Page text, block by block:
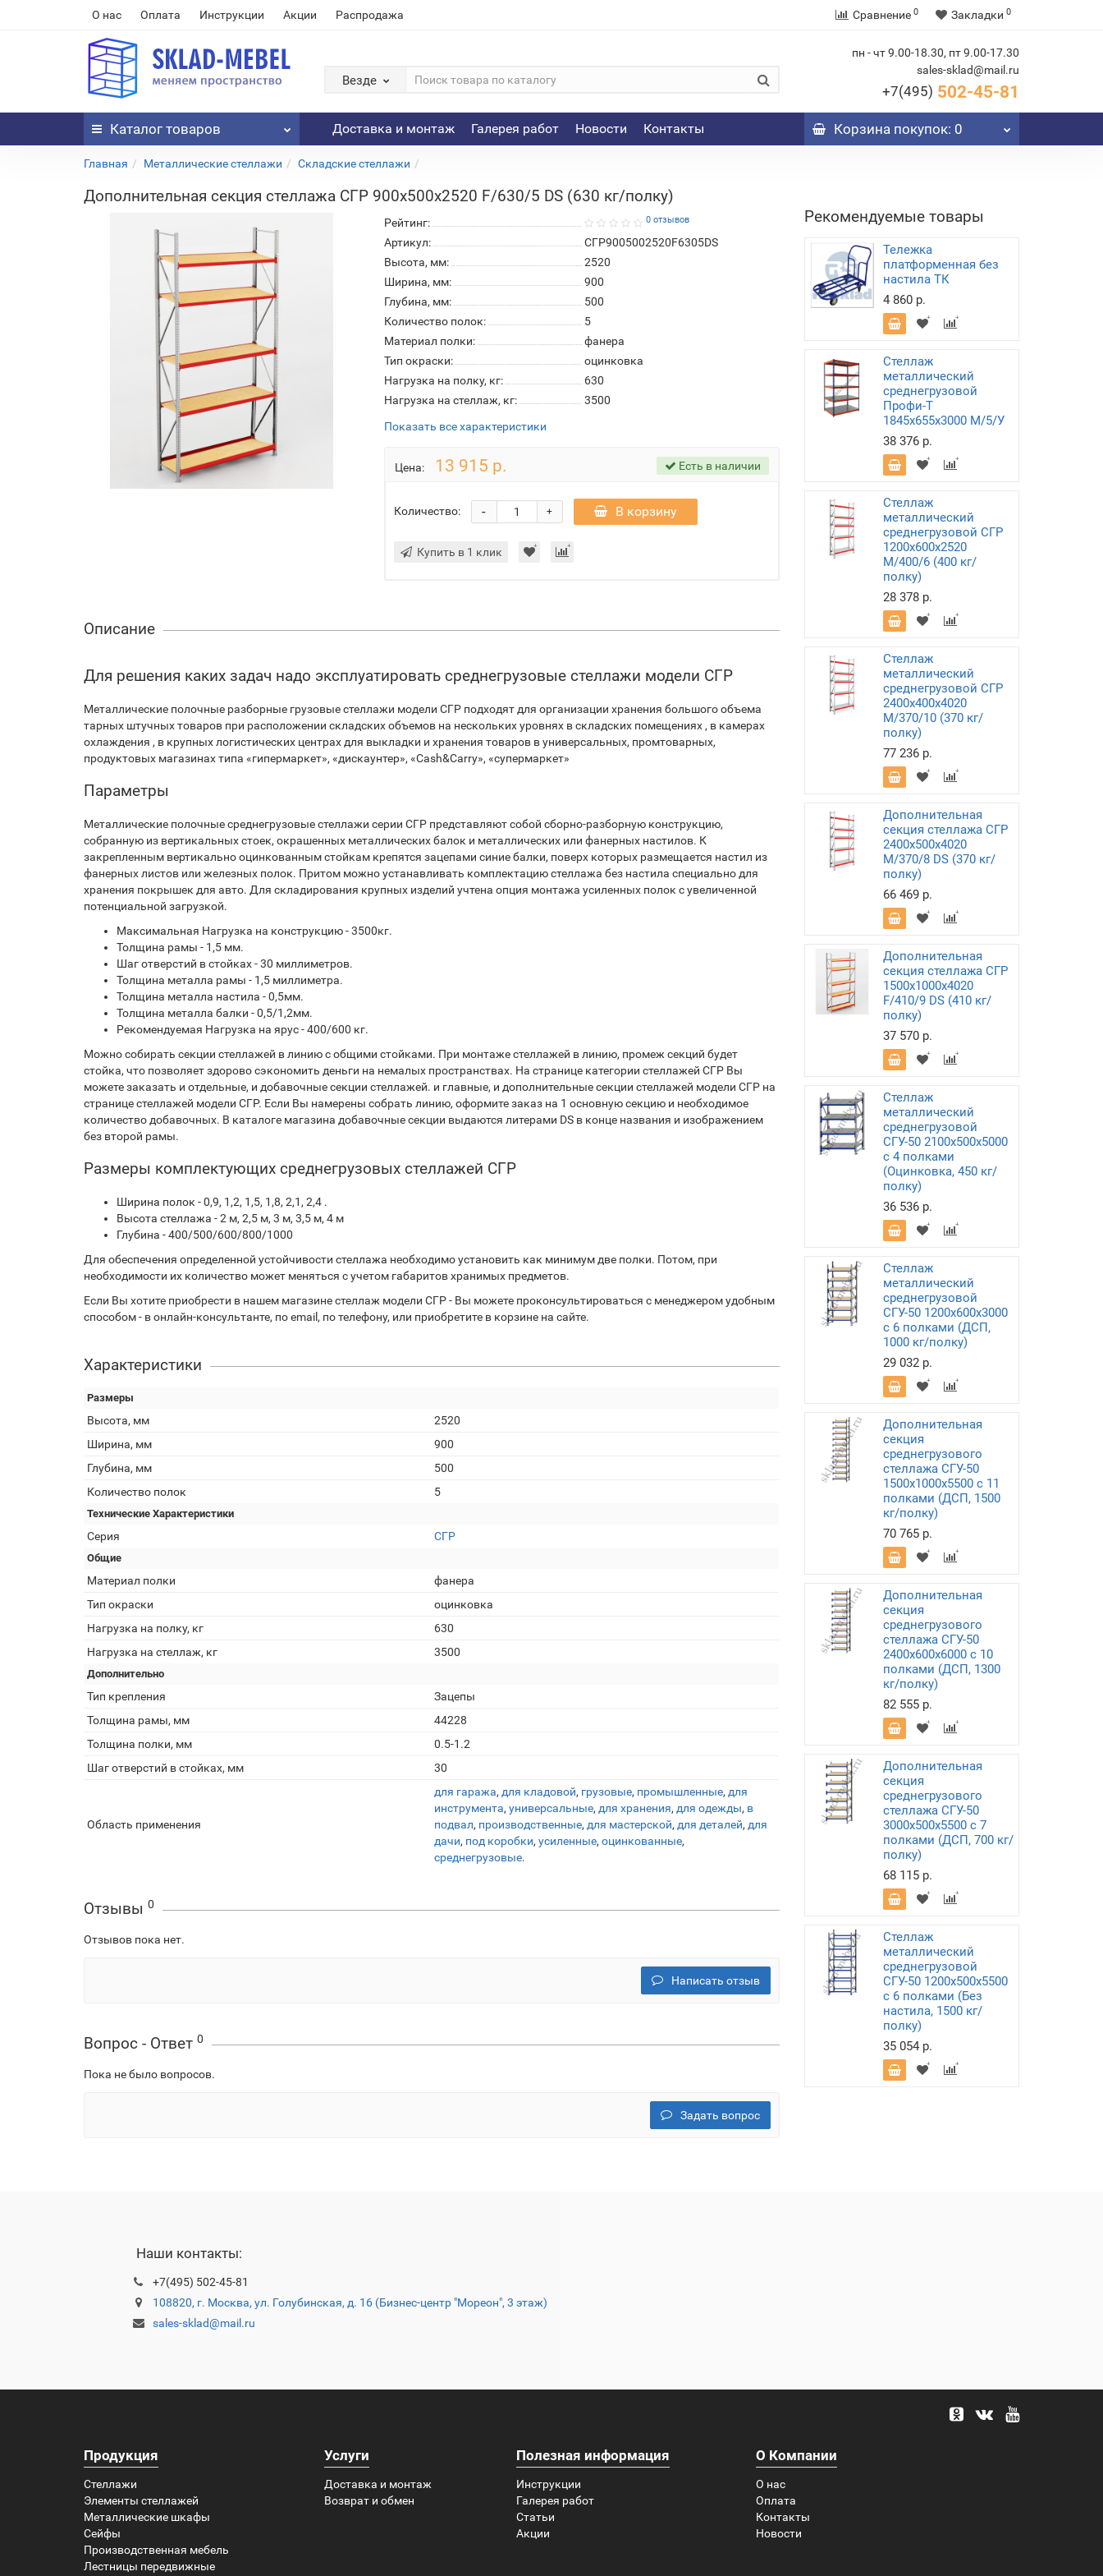
О нас Оплата Инструкции Акции Распродажа Сравнение 0 Закладки 0
Везде
пн - чт 9.00-18.30, пт 9.00-17.30
sales-sklad@mail.ru
+7(495) 502-45-81
Каталог товаров Доставка и монтаж Галерея работ Новости Контакты Корзинапокупок: 0
Главная Металлические стеллажи Складские стеллажи
Дополнительная секция стеллажа СГР 900х500х2520 F/630/5 DS (630 кг/полку)
Рейтинг: 0 отзывов
Артикул:
СГР9005002520F6305DS
Высота, мм:
2520
Ширина, мм:
900
Глубина, мм:
500
Количество полок:
5
Материал полки:
фанера
Тип окраски:
оцинковка
Нагрузка на полку, кг:
630
Нагрузка на стеллаж, кг:
3500
Показать все характеристики
Цена: 13 915 р. Есть в наличии
Количество: +
- В корзину
Купить в 1 клик
Описание
Для решения каких задач надо эксплуатировать среднегрузовые стеллажи модели СГР
Металлические полочные разборные грузовые стеллажи модели СГР подходят для организации хранения большого объема
тарных штучных товаров при расположении складских объемов на нескольких уровнях в складских помещениях , в камерах
охлаждения , в крупных логистических центрах для выкладки и хранения товаров в универсальных, промтоварных,
продуктовых магазинах типа «гипермаркет», «дискаунтер», «Cash&Carry», «супермаркет»
Параметры
Металлические полочные среднегрузовые стеллажи серии СГР представляют собой сборно-разборную конструкцию,
собранную из вертикальных стоек, окрашенных металлических балок и металлических или фанерных настилов. К
закрепленным вертикально оцинкованным стойкам крепятся зацепами синие балки, поверх которых размещается настил из
фанерных листов или железных полок. Притом можно устанавливать комплектацию стеллажа без настила специально для
хранения покрышек для авто. Для складирования крупных изделий учтена опция монтажа усиленных полок с увеличенной
потенциальной загрузкой.
Максимальная Нагрузка на конструкцию - 3500кг.
Толщина рамы - 1,5 мм.
Шаг отверстий в стойках - 30 миллиметров.
Толщина металла рамы - 1,5 миллиметра.
Толщина металла настила - 0,5мм.
Толщина металла балки - 0,5/1,2мм.
Рекомендуемая Нагрузка на ярус - 400/600 кг.
Можно собирать секции стеллажей в линию с общими стойками. При монтаже стеллажей в линию, промеж секций будет
стойка, что позволяет здорово сэкономить деньги на немалых пространствах. На странице категории стеллажей СГР Вы
можете заказать и отдельные, и добавочные секции стеллажей. и главные, и дополнительные секции стеллажей модели СГР на
странице стеллажей модели СГР. Если Вы намерены собрать линию, оформите заказ на 1 основную секцию и необходимое
количество добавочных. В каталоге магазина добавочные секции выдаются литерами DS в конце названия и изображением
без второй рамы.
Размеры комплектующих среднегрузовых стеллажей СГР
Ширина полок - 0,9, 1,2, 1,5, 1,8, 2,1, 2,4 .
Высота стеллажа - 2 м, 2,5 м, 3 м, 3,5 м, 4 м
Глубина - 400/500/600/800/1000
Для обеспечения определенной устойчивости стеллажа необходимо установить как минимум две полки. Потом, при
необходимости их количество может меняться с учетом габаритов хранимых предметов.
Если Вы хотите приобрести в нашем магазине стеллаж модели СГР - Вы можете проконсультироваться с менеджером удобным
способом - в онлайн-консультанте, по email, по телефону, или приобретите в корзине на сайте.
Характеристики
Размеры
Высота, мм
2520
Ширина, мм
900
Глубина, мм
500
Количество полок
5
Технические Характеристики
Серия СГР
Общие
Материал полки
фанера
Тип окраски
оцинковка
Нагрузка на полку, кг
630
Нагрузка на стеллаж, кг
3500
Дополнительно
Тип крепления
Зацепы
Толщина рамы, мм
44228
Толщина полки, мм
0.5-1.2
Шаг отверстий в стойках, мм
30
Область применения
для гаража, для кладовой, грузовые, промышленные, для
инструмента, универсальные, для хранения, для одежды, в
подвал, производственные, для мастерской, для деталей, для
дачи, под коробки, усиленные, оцинкованные,
среднегрузовые.
Отзывы 0
Отзывов пока нет.
Написать отзыв
Вопрос - Ответ 0
Пока не было вопросов.
Задать вопрос
Рекомендуемые товары
Тележка
платформенная без
настила ТК
4 860 р.
Стеллаж
металлический
среднегрузовой
Профи-Т
1845х655х3000 M/5/У
38 376 р.
Стеллаж
металлический
среднегрузовой СГР
1200х600х2520
M/400/6 (400 кг/
полку)
28 378 р.
Стеллаж
металлический
среднегрузовой СГР
2400х400х4020
M/370/10 (370 кг/
полку)
77 236 р.
Дополнительная
секция стеллажа СГР
2400х500х4020
M/370/8 DS (370 кг/
полку)
66 469 р.
Дополнительная
секция стеллажа СГР
1500х1000х4020
F/410/9 DS (410 кг/
полку)
37 570 р.
Стеллаж
металлический
среднегрузовой
СГУ-50 2100х500х5000
с 4 полками
(Оцинковка, 450 кг/
полку)
36 536 р.
Стеллаж
металлический
среднегрузовой
СГУ-50 1200х600х3000
с 6 полками (ДСП,
1000 кг/полку)
29 032 р.
Дополнительная
секция
среднегрузового
стеллажа СГУ-50
1500х1000х5500 с 11
полками (ДСП, 1500
кг/полку)
70 765 р.
Дополнительная
секция
среднегрузового
стеллажа СГУ-50
2400х600х6000 с 10
полками (ДСП, 1300
кг/полку)
82 555 р.
Дополнительная
секция
среднегрузового
стеллажа СГУ-50
3000х500х5500 с 7
полками (ДСП, 700 кг/
полку)
68 115 р.
Стеллаж
металлический
среднегрузовой
СГУ-50 1200х500х5500
с 6 полками (Без
настила, 1500 кг/
полку)
35 054 р.
Наши контакты:
+7(495) 502-45-81
108820, г. Москва, ул. Голубинская, д. 16 (Бизнес-центр "Мореон", 3 этаж)
sales-sklad@mail.ru
Продукция
Стеллажи
Элементы стеллажей
Металлические шкафы
Сейфы
Производственная мебель
Лестницы передвижные
Услуги
Доставка и монтаж
Возврат и обмен
Полезная информация
Инструкции
Галерея работ
Статьи
Акции
О Компании
О нас
Оплата
Контакты
Новости